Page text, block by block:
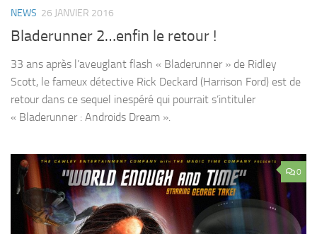
NEWS 26 JANVIER 2016
Bladerunner 2…enfin le retour !
33 ans après l’aveuglant flash « Bladerunner » de Ridley
Scott, le fameux détective Rick Deckard (Harrison Ford) est de
retour dans ce sequel inespéré qui pourrait s’intituler
« Bladerunner : Androids Dream ».
0